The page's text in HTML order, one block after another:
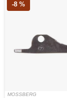
-8 %
MOSSBERG